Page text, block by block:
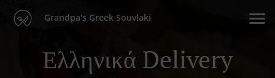
Grandpa's Greek Souvlaki
Ελληνικά Delivery